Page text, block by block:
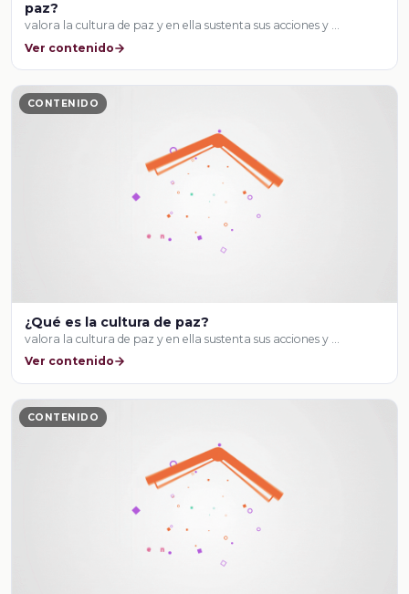
paz?
valora la cultura de paz y en ella sustenta sus acciones y …
Ver contenido
CONTENIDO
¿Qué es la cultura de paz?
valora la cultura de paz y en ella sustenta sus acciones y …
Ver contenido
CONTENIDO